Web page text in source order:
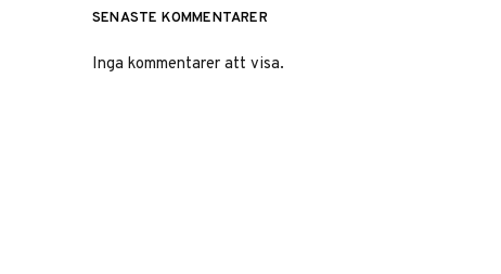
SENASTE KOMMENTARER
Inga kommentarer att visa.